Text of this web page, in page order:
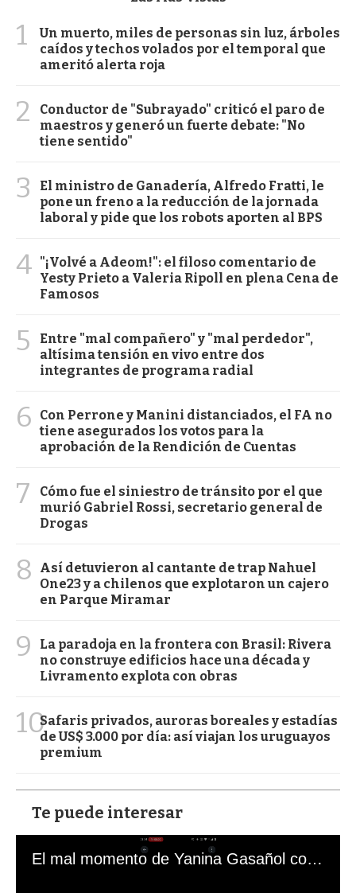
1
Un muerto, miles de personas sin luz, árboles
caídos y techos volados por el temporal que
ameritó alerta roja
2
Conductor de "Subrayado" criticó el paro de
maestros y generó un fuerte debate: "No
tiene sentido"
3
El ministro de Ganadería, Alfredo Fratti, le
pone un freno a la reducción de la jornada
laboral y pide que los robots aporten al BPS
4 "¡Volvé a Adeom!": el filoso comentario de
Yesty Prieto a Valeria Ripoll en plena Cena de
Famosos
5
Entre "mal compañero" y "mal perdedor",
altísima tensión en vivo entre dos
integrantes de programa radial
6
Con Perrone y Manini distanciados, el FA no
tiene asegurados los votos para la
aprobación de la Rendición de Cuentas
7
Cómo fue el siniestro de tránsito por el que
murió Gabriel Rossi, secretario general de
Drogas
8
Así detuvieron al cantante de trap Nahuel
One23 y a chilenos que explotaron un cajero
en Parque Miramar
9
La paradoja en la frontera con Brasil: Rivera
no construye edificios hace una década y
Livramento explota con obras
10Safaris privados, auroras boreales y estadías
de US$ 3.000 por día: así viajan los uruguayos
premium
Te puede interesar
El mal momento de Yanina Gasañol con un hincha argentino en "Subrayado"